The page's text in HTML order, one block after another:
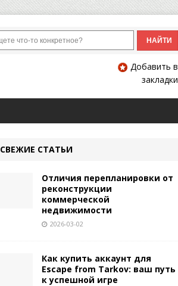
Добавить в
закладки
СВЕЖИЕ СТАТЬИ
Отличия перепланировки от
реконструкции
коммерческой
недвижимости
2026-03-02
Как купить аккаунт для
Escape from Tarkov: ваш путь
к успешной игре